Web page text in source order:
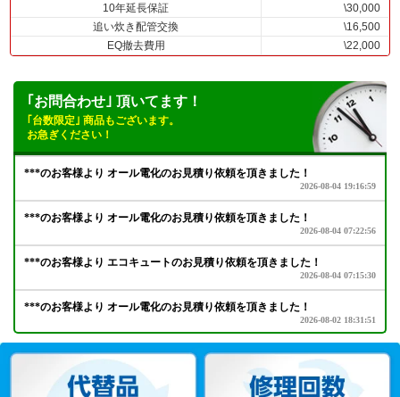
10年延長保証
\30,000
追い炊き配管交換
\16,500
EQ撤去費用
\22,000
｢お問合わせ｣ 頂いてます！
｢台数限定｣ 商品もございます。
お急ぎください！